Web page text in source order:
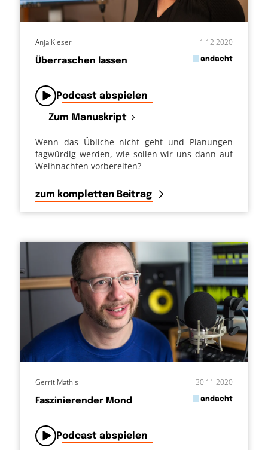
Überraschen lassen
1.12.2020
inandacht
Anja Kieser
Podcast abspielen
Zum Manuskript
Wenn das Übliche nicht geht und Planungen
fagwürdig werden, wie sollen wir uns dann auf
Weihnachten vorbereiten?
zum kompletten Beitrag
Faszinierender Mond
30.11.2020
inandacht
Gerrit Mathis
Podcast abspielen